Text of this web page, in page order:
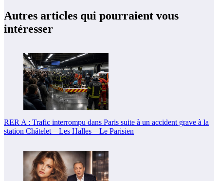
Autres articles qui pourraient vous
intéresser
RER A : Trafic interrompu dans Paris suite à un accident grave à la
station Châtelet – Les Halles – Le Parisien